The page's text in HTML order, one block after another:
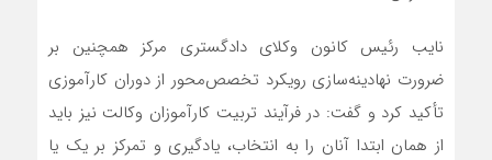
نایب رئیس کانون وکلای دادگستری مرکز همچنین بر
ضرورت نهادینه‌سازی رویکرد تخصص‌محور از دوران کارآموزی
تأکید کرد و گفت: در فرآیند تربیت کارآموزان وکالت نیز باید
از همان ابتدا آنان را به انتخاب، یادگیری و تمرکز بر یک یا